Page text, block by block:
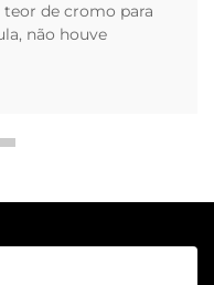
de cromo para
não houve